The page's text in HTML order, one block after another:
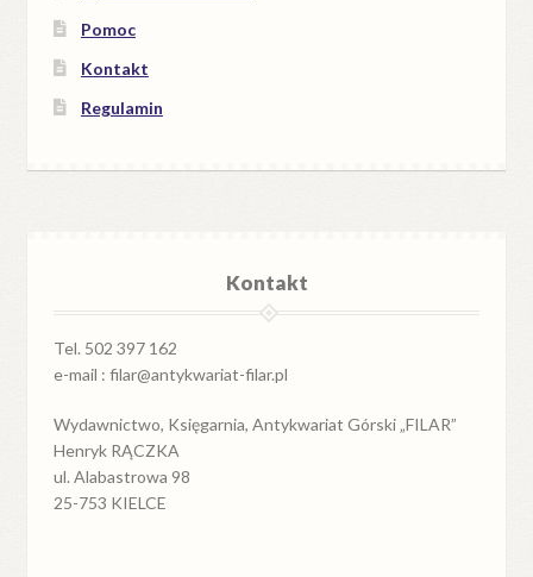
Pomoc
Kontakt
Regulamin
Kontakt
Tel. 502 397 162
e-mail : filar@antykwariat-filar.pl
Wydawnictwo, Księgarnia, Antykwariat Górski „FILAR”
Henryk RĄCZKA
ul. Alabastrowa 98
25-753 KIELCE